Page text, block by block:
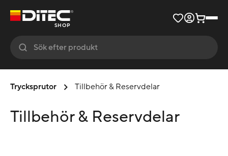
SHOP
Trycksprutor Tillbehör & Reservdelar
Tillbehör & Reservdelar